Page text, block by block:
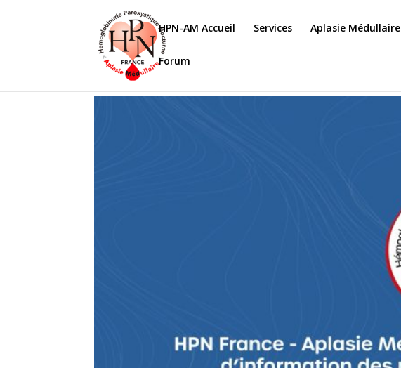
HPN-AM Accueil Services Aplasie Médullaire
Forum